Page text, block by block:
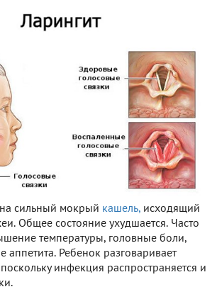
сильный мокрый кашель, исходящий
Общее состояние ухудшается. Часто
температуры, головные боли,
аппетита. Ребенок разговаривает
инфекция распространяется и